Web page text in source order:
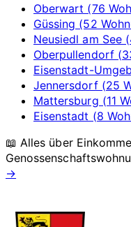
Oberwart (76
Güssing (52
Neusiedl am See
Oberpullendorf
Eisenstadt-
Jennersdorf (25
Mattersburg (11
Eisenstadt (8
📖 Alles über
→